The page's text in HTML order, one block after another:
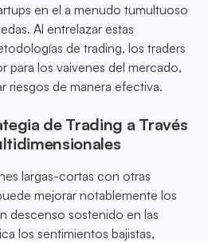
en el a menudo tumultuoso
Al entrelazar estas
de trading, los traders
para los vaivenes del mercado,
riesgos de manera efectiva.
de Trading a Través
largas-cortas con otras
mejorar notablemente los
descenso sostenido en las
los sentimientos bajistas,